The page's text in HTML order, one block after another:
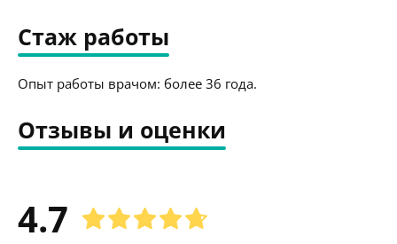
Стаж работы
Опыт работы врачом: более 36 года.
Отзывы и оценки
4.7